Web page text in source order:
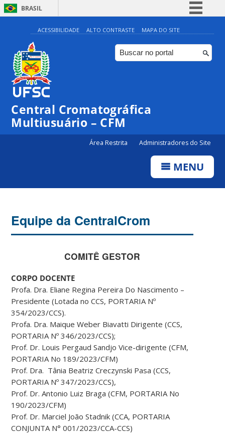
BRASIL
Simplifique!
Comunica BR
Participe
Canais
ACESSIBILIDADE ALTO CONTRASTE MAPA DO SITE
Central Cromatográfica
Multiusuário – CFM
Área Restrita Administradores do Site
MENU
Equipe da CentralCrom
COMITÊ GESTOR
CORPO DOCENTE
Profa. Dra. Eliane Regina Pereira Do Nascimento –
Presidente (Lotada no CCS, PORTARIA Nº
354/2023/CCS).
Profa. Dra. Maique Weber Biavatti Dirigente (CCS,
PORTARIA Nº 346/2023/CCS);
Prof. Dr. Louis Pergaud Sandjo Vice-dirigente (CFM,
PORTARIA No 189/2023/CFM)
Prof. Dra. Tânia Beatriz Creczynski Pasa (CCS,
PORTARIA Nº 347/2023/CCS),
Prof. Dr. Antonio Luiz Braga (CFM, PORTARIA No
190/2023/CFM)
Prof. Dr. Marciel João Stadnik (CCA, PORTARIA
CONJUNTA N° 001/2023/CCA-CCS)